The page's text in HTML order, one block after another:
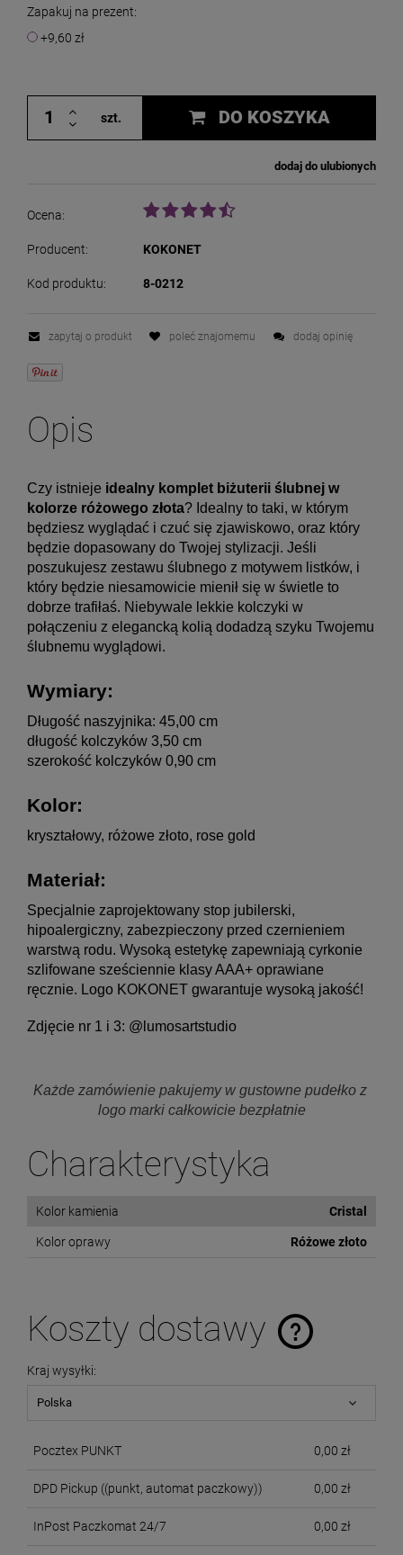
Zapakuj na prezent:
+9,60 zł
szt. DO KOSZYKA
dodaj do ulubionych
Ocena:
Producent: KOKONET
Kod produktu: 8-0212
zapytaj o produkt poleć znajomemu dodaj opinię
Opis
Czy istnieje idealny komplet biżuterii ślubnej w
kolorze różowego złota? Idealny to taki, w którym
będziesz wyglądać i czuć się zjawiskowo, oraz który
będzie dopasowany do Twojej stylizacji. Jeśli
poszukujesz zestawu ślubnego z motywem listków, i
który będzie niesamowicie mienił się w świetle to
dobrze trafiłaś. Niebywale lekkie kolczyki w
połączeniu z elegancką kolią dodadzą szyku Twojemu
ślubnemu wyglądowi.
Wymiary:
Długość naszyjnika: 45,00 cm
długość kolczyków 3,50 cm
szerokość kolczyków 0,90 cm
Kolor:
kryształowy, różowe złoto, rose gold
Materiał:
Specjalnie zaprojektowany stop jubilerski,
hipoalergiczny, zabezpieczony przed czernieniem
warstwą rodu. Wysoką estetykę zapewniają cyrkonie
szlifowane sześciennie klasy AAA+ oprawiane
ręcznie. Logo KOKONET gwarantuje wysoką jakość!
Zdjęcie nr 1 i 3: @lumosartstudio
Każde zamówienie pakujemy w gustowne pudełko z
logo marki całkowicie bezpłatnie
Charakterystyka
Kolor kamienia Cristal
Kolor oprawy Różowe złoto
Koszty dostawy
Cena nie zawiera ewentualnych kosztów płatności
Kraj wysyłki:
Pocztex PUNKT 0,00 zł
DPD Pickup ((punkt, automat paczkowy)) 0,00 zł
InPost Paczkomat 24/7 0,00 zł